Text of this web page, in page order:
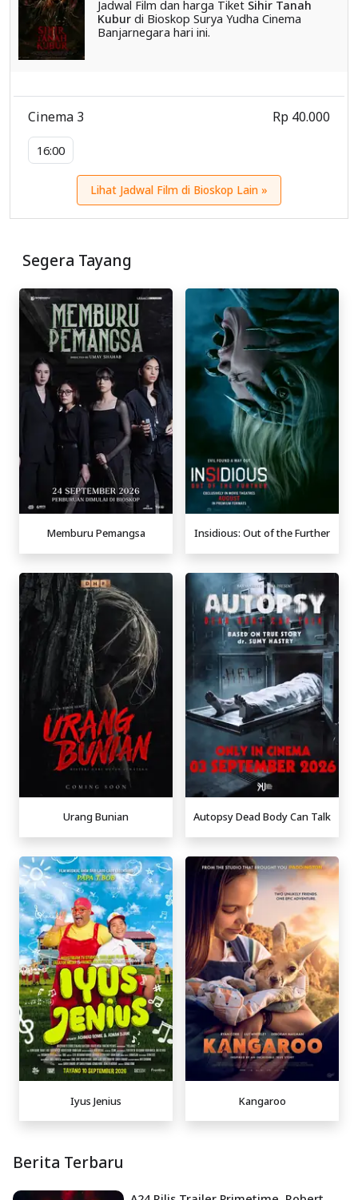
Jadwal Film dan harga Tiket Sihir Tanah
Kuburdi Bioskop Surya Yudha Cinema
Banjarnegara hari ini.
Cinema 3
16:00
Rp 40.000
Lihat Jadwal Film di Bioskop Lain »
Segera Tayang
Memburu Pemangsa Insidious: Out of the Further
Urang Bunian Autopsy Dead Body Can Talk
Iyus Jenius Kangaroo
Berita Terbaru